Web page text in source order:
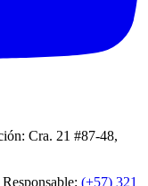
Cra. 21 #87-48,
(+57) 321